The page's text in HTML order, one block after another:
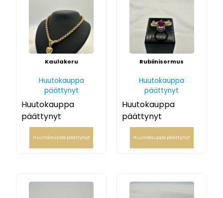
Kaulakoru
Huutokauppa
päättynyt
Huutokauppa
päättynyt
Huutokauppa päättynyt
Rubiinisormus
Huutokauppa
päättynyt
Huutokauppa
päättynyt
Huutokauppa päättynyt